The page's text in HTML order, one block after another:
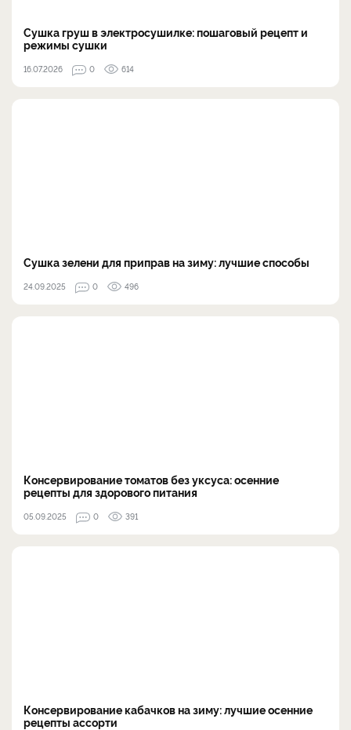
Сушка груш в электросушилке: пошаговый рецепт и
режимы сушки
16.07.2026 0 614
Сушка зелени для приправ на зиму: лучшие способы
24.09.2025 0 496
Консервирование томатов без уксуса: осенние
рецепты для здорового питания
05.09.2025 0 391
Консервирование кабачков на зиму: лучшие осенние
рецепты ассорти